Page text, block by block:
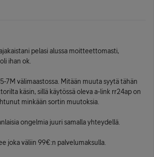
pelasi alussa moitteettomasti,
ihan ok.
7M välimaastossa. Mitään muuta syytä tähän
käsin, sillä käytössä oleva a-link rr24ap on
minkään sortin muutoksia.
ongelmia juuri samalla yhteydellä.
joka väliin 99€:n palvelumaksulla.